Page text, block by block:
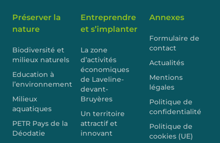
Préserver la
nature
Biodiversité et
milieux naturels
Education à
l’environnement
Milieux
aquatiques
PETR Pays de la
Déodatie
Entreprendre
et s’implanter
La zone
d’activités
économiques
de Laveline-
devant-
Bruyères
Un territoire
attractif et
innovant
Annexes
Formulaire de
contact
Actualités
Mentions
légales
Politique de
confidentialité
Politique de
cookies (UE)